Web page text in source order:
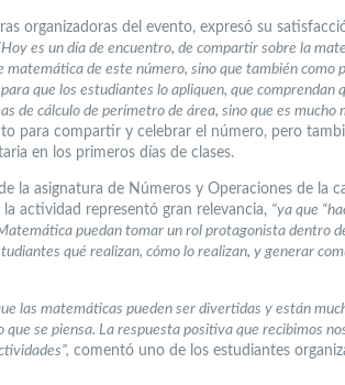
organizadoras del evento, expresó su
Hoy es un día de encuentro, de compartir sobre la
matemática de este número, sino que también como
que los estudiantes lo apliquen, que comprendan
de cálculo de perímetro de área, sino que es mucho
para compartir y celebrar el número, pero
en los primeros días de clases.
la asignatura de Números y Operaciones de la
la actividad representó gran relevancia, “ya que
puedan tomar un rol protagonista dentro
qué realizan, cómo lo realizan, y generar
las matemáticas pueden ser divertidas y están
se piensa. La respuesta positiva que recibimos
comentó uno de los estudiantes